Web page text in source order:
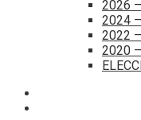
2026
2024
2022
2020